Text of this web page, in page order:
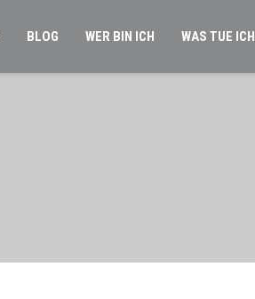
BLOG WER BIN ICH WAS TUE ICH